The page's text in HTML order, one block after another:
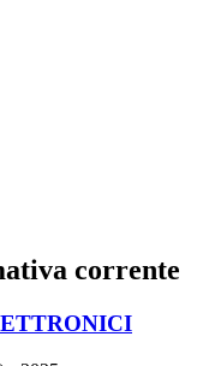
corrente